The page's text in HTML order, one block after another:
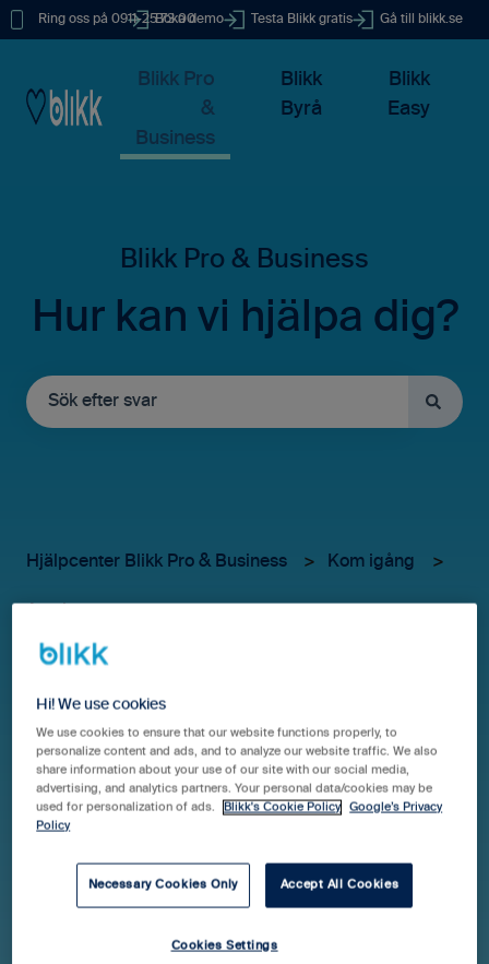
Ring oss på 0911-25 73 00
Boka demo Testa Blikk gratis Gå till blikk.se
Blikk Pro
&
Business
Blikk
Byrå
Blikk
Easy
Hur kan vi hjälpa dig?
Hjälpcenter Blikk Pro & Business Kom igång
Samla alla era avtal på ett
och samma ställe (Pro)
I avtalsmodulen kan du hålla reda på alla era
olikaavtal
Administrera(Kugghjulet)> Avtal > Avtalstyper.
För att enkelt särskilja era olika avtal och ha de
Hi! We use cookies
We use cookies to ensure that our website functions properly, to
personalize content and ads, and to analyze our website traffic. We also
share information about your use of our site with our social media,
advertising, and analytics partners. Your personal data/cookies may be
used for personalization of ads.
Blikk's Cookie Policy
Google’s Privacy
Policy
Necessary Cookies Only Accept All Cookies
Cookies Settings